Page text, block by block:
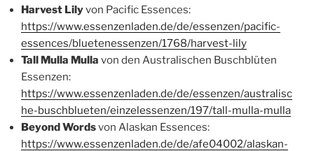
Harvest Lilyvon Pacific Essences:
https://www.essenzenladen.de/de/essenzen/pacific-
essences/bluetenessenzen/1768/harvest-lily
Tall Mulla Mulla von den Australischen Buschblüten
Essenzen:
https://www.essenzenladen.de/de/essenzen/australisc
he-buschblueten/einzelessenzen/197/tall-mulla-mulla
Beyond Wordsvon Alaskan Essences:
https://www.essenzenladen.de/de/afe04002/alaskan-